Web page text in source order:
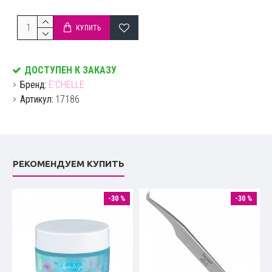
ДОСТУПЕН К ЗАКАЗУ
Бренд: E'CHELLE
Артикул: 17186
КУПИТЬ
РЕКОМЕНДУЕМ КУПИТЬ
-30 % -30 %